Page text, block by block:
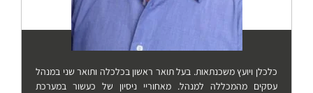
כלכלן ויועץ משכנתאות. בעל תואר ראשון בכלכלה ותואר שני במנהל
עסקים מהמכללה למנהל. מאחוריי ניסיון של כעשור במערכת